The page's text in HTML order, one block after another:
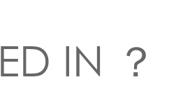
IN ？